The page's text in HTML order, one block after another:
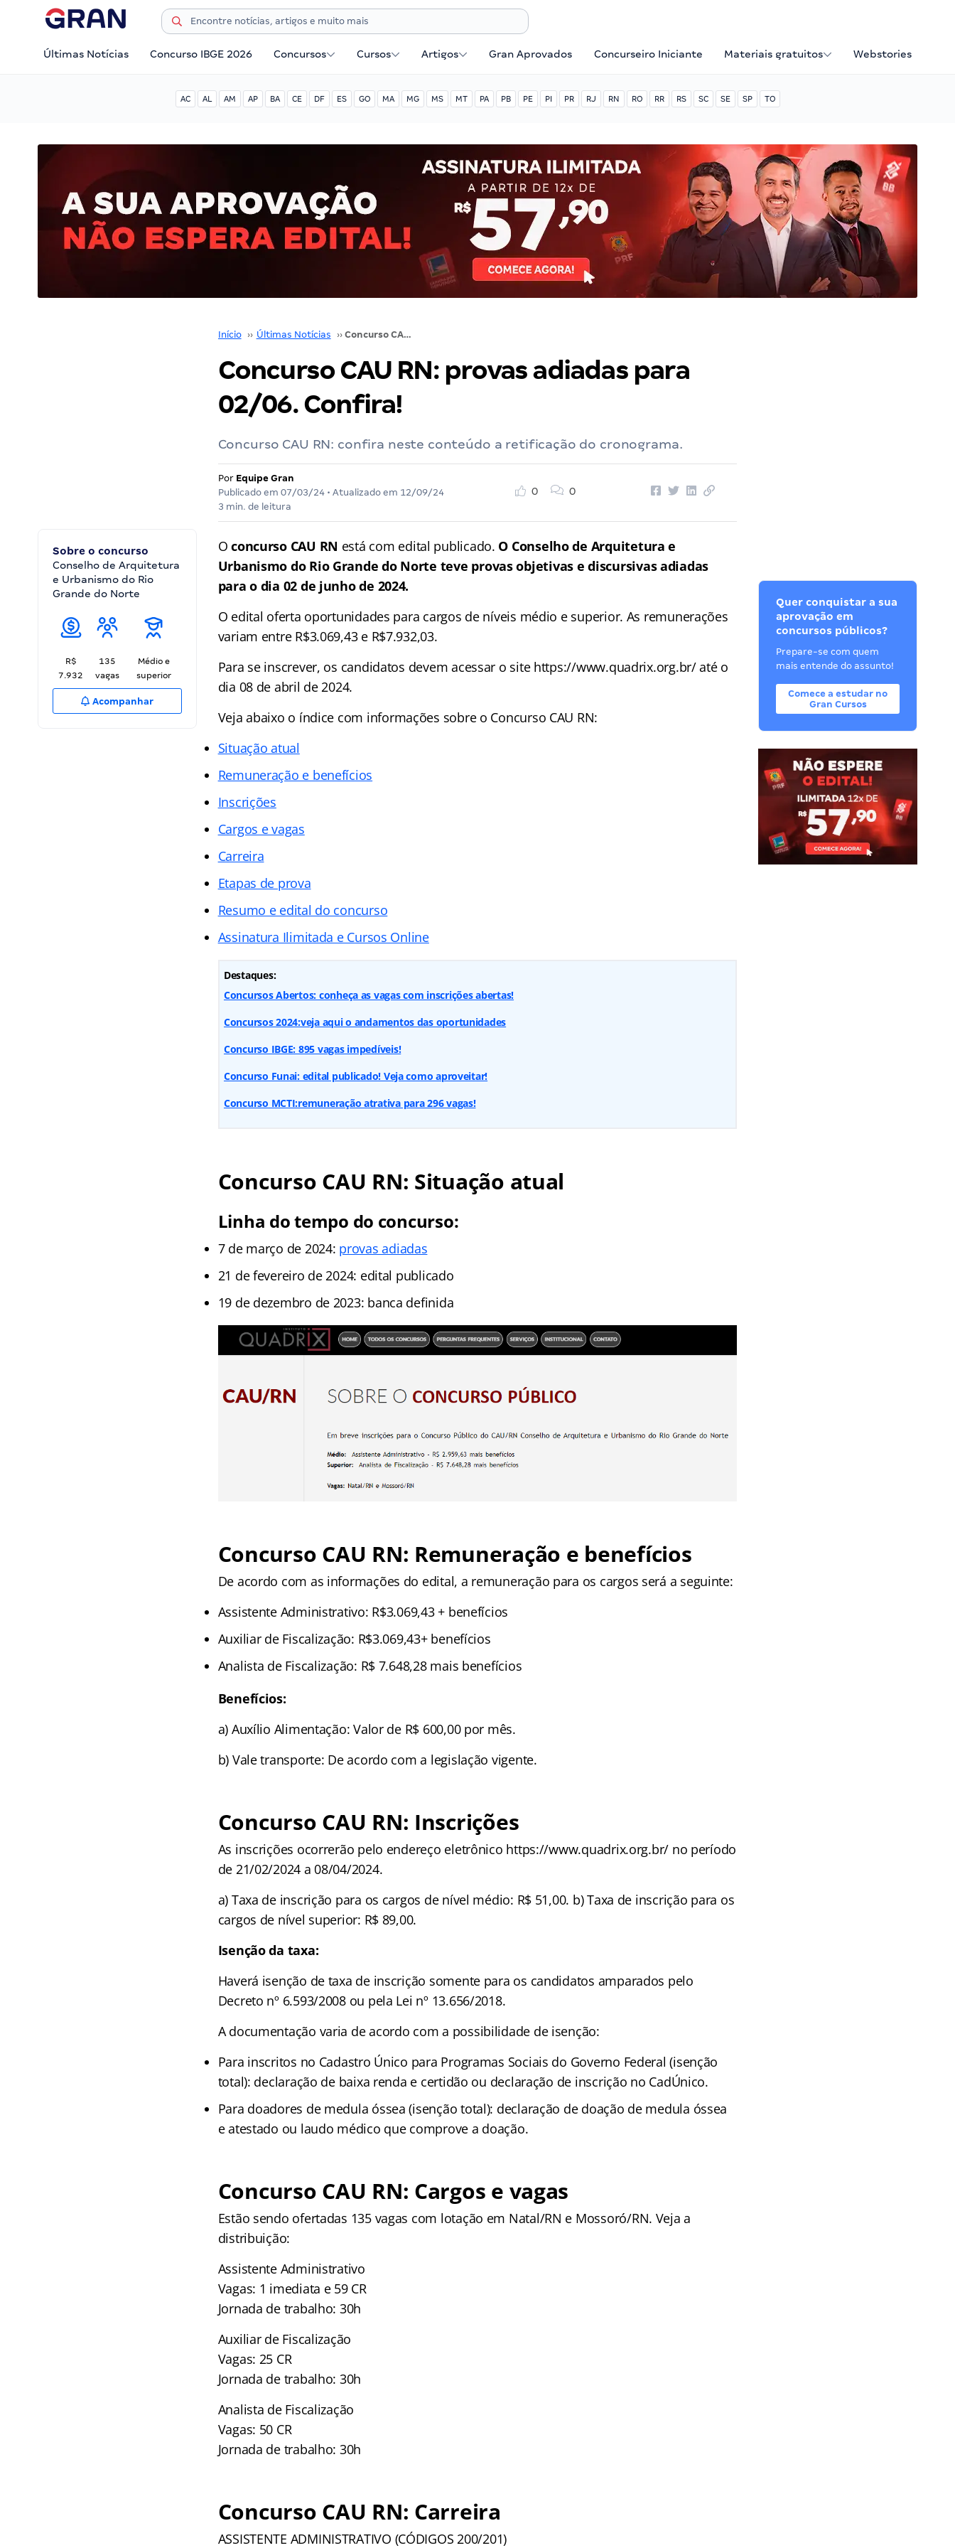
Últimas Notícias Concurso IBGE 2026 Concursos Cursos Artigos Gran Aprovados Concurseiro Iniciante Materiais gratuitos Webstories
AC AL AM AP BA CE DF ES GO MA MG MS MT PA PB PE PI PR RJ RN RO RR RS SC SE SP TO
Início ›› Últimas Notícias ›› Concurso CAU RN: provas adiadas para 02/06. Confira!
Concurso CAU RN: provas adiadas para
02/06. Confira!
Concurso CAU RN: confira neste conteúdo a retificação do cronograma.
Por Equipe Gran
Publicado em 07/03/24• Atualizado em 12/09/24
3 min. de leitura
0 0
Sobre o concurso
Conselho de Arquitetura
e Urbanismo do Rio
Grande do Norte
R$
7.932
135
vagas
Médio e
superior
Acompanhar
Oconcurso CAU RN está com edital publicado. O Conselho de Arquitetura e
Urbanismo do Rio Grande do Norte teve provas objetivas e discursivas adiadas
para o dia 02 de junho de 2024.
O edital oferta oportunidades para cargos de níveis médio e superior. As remunerações
variam entre R$3.069,43 e R$7.932,03.
Para se inscrever, os candidatos devem acessar o site https://www.quadrix.org.br/ até o
dia 08 de abril de 2024.
Veja abaixo o índice com informações sobre o Concurso CAU RN:
Situação atual
Remuneração e benefícios
Inscrições
Cargos e vagas
Carreira
Etapas de prova
Resumo e edital do concurso
Assinatura Ilimitada e Cursos Online
Destaques:
Concursos Abertos: conheça as vagas com inscrições abertas!
Concursos 2024:veja aqui o andamentos das oportunidades
Concurso IBGE: 895 vagas impedíveis!
Concurso Funai: edital publicado! Veja como aproveitar!
Concurso MCTI:remuneração atrativa para 296 vagas!
Concurso CAU RN: Situação atual
Linha do tempo do concurso:
7 de março de 2024: provas adiadas
21 de fevereiro de 2024: edital publicado
19 de dezembro de 2023: banca definida
Concurso CAU RN: Remuneração e benefícios
De acordo com as informações do edital, a remuneração para os cargos será a seguinte:
Assistente Administrativo: R$3.069,43 + benefícios
Auxiliar de Fiscalização: R$3.069,43+ benefícios
Analista de Fiscalização: R$ 7.648,28 mais benefícios
Benefícios:
a) Auxílio Alimentação: Valor de R$ 600,00 por mês.
b) Vale transporte: De acordo com a legislação vigente.
Concurso CAU RN: Inscrições
As inscrições ocorrerão pelo endereço eletrônico https://www.quadrix.org.br/ no período
de 21/02/2024 a 08/04/2024.
a) Taxa de inscrição para os cargos de nível médio: R$ 51,00. b) Taxa de inscrição para os
cargos de nível superior: R$ 89,00.
Isenção da taxa:
Haverá isenção de taxa de inscrição somente para os candidatos amparados pelo
Decreto nº 6.593/2008 ou pela Lei nº 13.656/2018.
A documentação varia de acordo com a possibilidade de isenção:
Para inscritos no Cadastro Único para Programas Sociais do Governo Federal (isenção
total): declaração de baixa renda e certidão ou declaração de inscrição no CadÚnico.
Para doadores de medula óssea (isenção total): declaração de doação de medula óssea
e atestado ou laudo médico que comprove a doação.
Concurso CAU RN: Cargos e vagas
Estão sendo ofertadas 135 vagas com lotação em Natal/RN e Mossoró/RN. Veja a
distribuição:
Assistente Administrativo
Vagas: 1 imediata e 59 CR
Jornada de trabalho: 30h
Auxiliar de Fiscalização
Vagas: 25 CR
Jornada de trabalho: 30h
Analista de Fiscalização
Vagas: 50 CR
Jornada de trabalho: 30h
Concurso CAU RN: Carreira
ASSISTENTE ADMINISTRATIVO (CÓDIGOS 200/201)
Quer conquistar a sua
aprovação em
concursos públicos?
Prepare-se com quem
mais entende do assunto!
Comece a estudar no
Gran Cursos